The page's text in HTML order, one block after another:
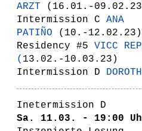
ARZT ( 16.01.-
Intermission C
ANA
PATIÑO ( 10.-12.02.23)
Residency #5 VICC
( 13.02.-10.03.23)
Intermission D
Inetermission D
Sa. 11.03. - 19:00